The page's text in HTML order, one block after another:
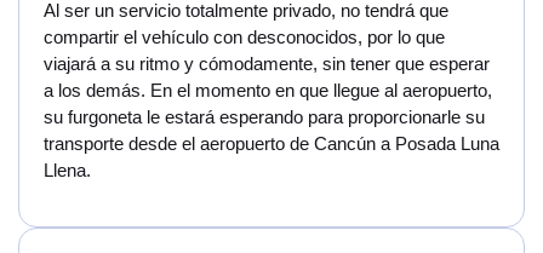
Al ser un servicio totalmente privado, no tendrá que
compartir el vehículo con desconocidos, por lo que
viajará a su ritmo y cómodamente, sin tener que esperar
a los demás. En el momento en que llegue al aeropuerto,
su furgoneta le estará esperando para proporcionarle su
transporte desde el aeropuerto de Cancún a Posada Luna
Llena.